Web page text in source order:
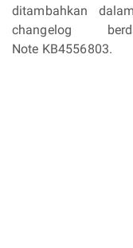
ditambahkan
changelog
Note KB4556803.